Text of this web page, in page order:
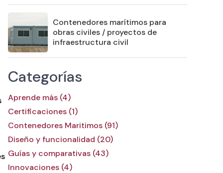
Contenedores marítimos para
obras civiles / proyectos de
infraestructura civil
Categorías
Aprende más (4)
Certificaciones (1)
Contenedores Maritimos (91)
Diseño y funcionalidad (20)
Guías y comparativas (43)
Innovaciones (4)